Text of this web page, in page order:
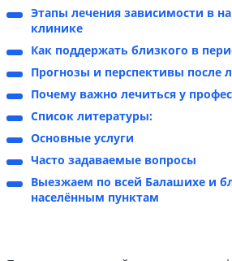
Этапы лечения зависимости в
клинике
Как поддержать близкого в
Прогнозы и перспективы после
Почему важно лечиться у
Список литературы:
Основные услуги
Часто задаваемые вопросы
Выезжаем по всей Балашихе и
населённым пунктам